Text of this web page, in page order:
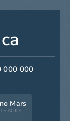
000 000
Mars